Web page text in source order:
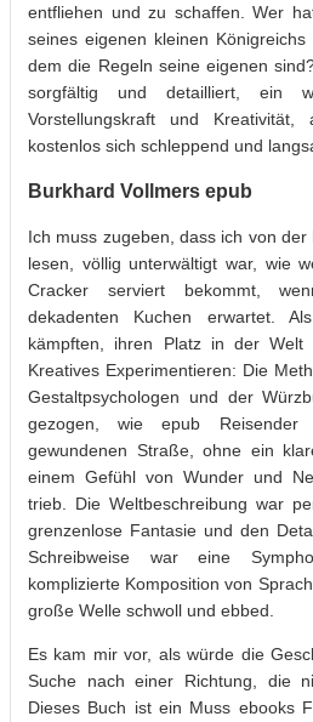
entfliehen und zu schaffen. Wer
seines eigenen kleinen
dem die Regeln seine eigenen
sorgfältig und detailliert, ein
Vorstellungskraft und
kostenlos sich schleppend und
Burkhard Vollmers epub
Ich muss zugeben, dass ich von
lesen, völlig unterwältigt war, wie
Cracker serviert bekommt,
dekadenten Kuchen erwartet.
kämpften, ihren Platz in der
Kreatives Experimentieren: Die
Gestaltpsychologen und der
gezogen, wie epub
gewundenen Straße, ohne ein
einem Gefühl von Wunder und
trieb. Die Weltbeschreibung war
grenzenlose Fantasie und den
Schreibweise war eine
komplizierte Komposition von
große Welle schwoll und ebbed.
Es kam mir vor, als würde die
Suche nach einer Richtung, die
Dieses Buch ist ein Muss ebooks